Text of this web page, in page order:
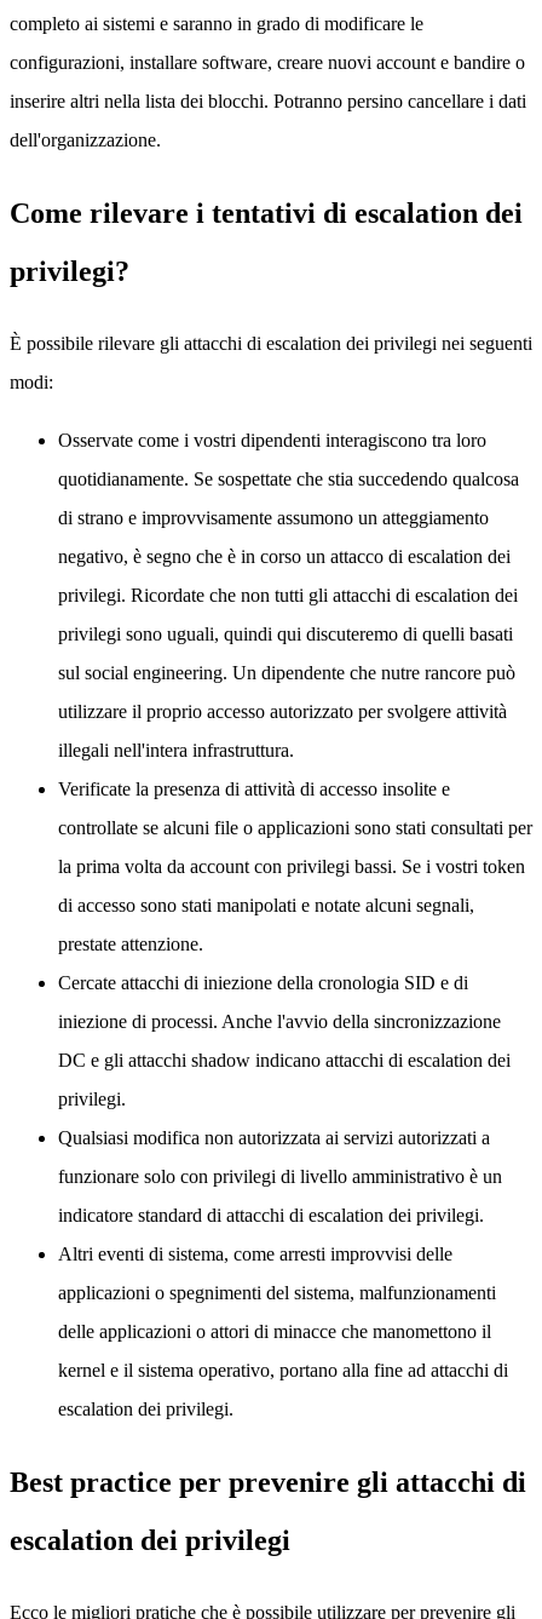
completo ai sistemi e saranno in grado di modificare le
configurazioni, installare software, creare nuovi account e bandire o
inserire altri nella lista dei blocchi. Potranno persino cancellare i dati
dell'organizzazione.
Come rilevare i tentativi di escalation dei
privilegi?
È possibile rilevare gli attacchi di escalation dei privilegi nei seguenti
modi:
Osservate come i vostri dipendenti interagiscono tra loro
quotidianamente. Se sospettate che stia succedendo qualcosa
di strano e improvvisamente assumono un atteggiamento
negativo, è segno che è in corso un attacco di escalation dei
privilegi. Ricordate che non tutti gli attacchi di escalation dei
privilegi sono uguali, quindi qui discuteremo di quelli basati
sul social engineering. Un dipendente che nutre rancore può
utilizzare il proprio accesso autorizzato per svolgere attività
illegali nell'intera infrastruttura.
Verificate la presenza di attività di accesso insolite e
controllate se alcuni file o applicazioni sono stati consultati per
la prima volta da account con privilegi bassi. Se i vostri token
di accesso sono stati manipolati e notate alcuni segnali,
prestate attenzione.
Cercate attacchi di iniezione della cronologia SID e di
iniezione di processi. Anche l'avvio della sincronizzazione
DC e gli attacchi shadow indicano attacchi di escalation dei
privilegi.
Qualsiasi modifica non autorizzata ai servizi autorizzati a
funzionare solo con privilegi di livello amministrativo è un
indicatore standard di attacchi di escalation dei privilegi.
Altri eventi di sistema, come arresti improvvisi delle
applicazioni o spegnimenti del sistema, malfunzionamenti
delle applicazioni o attori di minacce che manomettono il
kernel e il sistema operativo, portano alla fine ad attacchi di
escalation dei privilegi.
Best practice per prevenire gli attacchi di
escalation dei privilegi
Ecco le migliori pratiche che è possibile utilizzare per prevenire gli